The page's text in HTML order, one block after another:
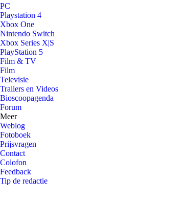
PC
Playstation 4
Xbox One
Nintendo Switch
Xbox Series X|S
PlayStation 5
Film & TV
Film
Televisie
Trailers en Videos
Bioscoopagenda
Forum
Meer
Weblog
Fotoboek
Prijsvragen
Contact
Colofon
Feedback
Tip de redactie